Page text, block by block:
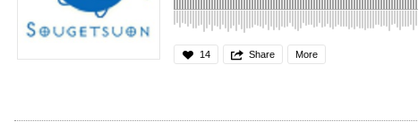
14 Share More